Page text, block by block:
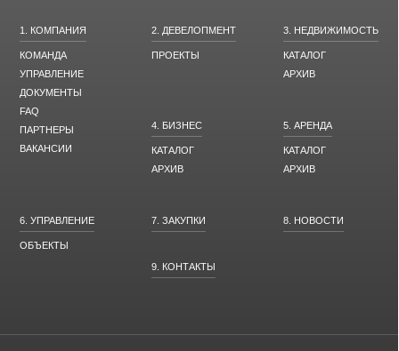
1. КОМПАНИЯ
КОМАНДА
УПРАВЛЕНИЕ
ДОКУМЕНТЫ
FAQ
ПАРТНЕРЫ
ВАКАНСИИ
2. ДЕВЕЛОПМЕНТ
ПРОЕКТЫ
3. НЕДВИЖИМОСТЬ
КАТАЛОГ
АРХИВ
4. БИЗНЕС
КАТАЛОГ
АРХИВ
5. АРЕНДА
КАТАЛОГ
АРХИВ
6. УПРАВЛЕНИЕ
ОБЪЕКТЫ
7. ЗАКУПКИ 8. НОВОСТИ
9. КОНТАКТЫ